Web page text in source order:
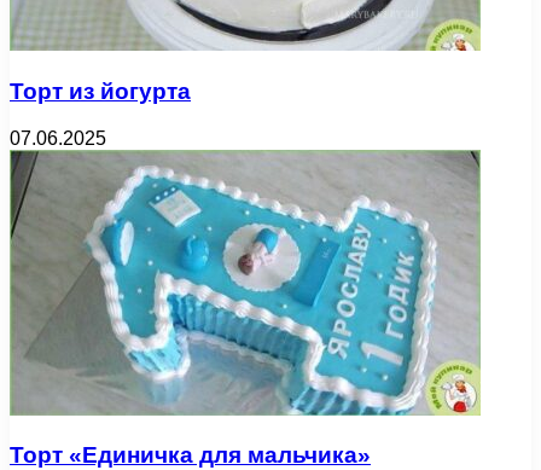
Торт из йогурта
07.06.2025
Торт «Единичка для мальчика»